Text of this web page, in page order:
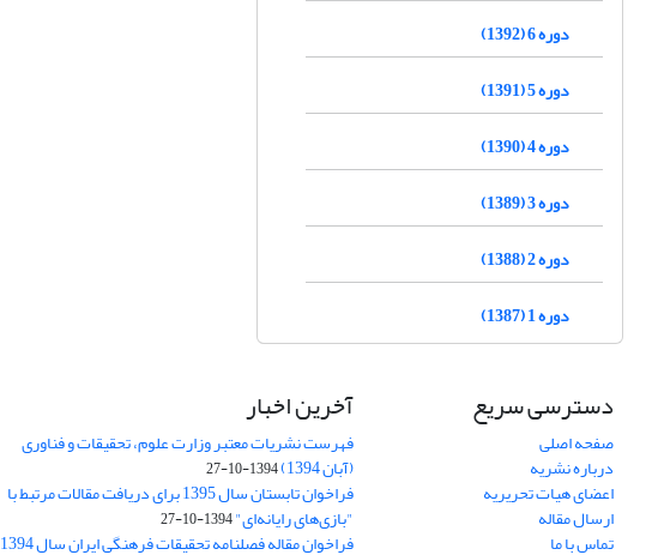
دوره 6 (1392)
دوره 5 (1391)
دوره 4 (1390)
دوره 3 (1389)
دوره 2 (1388)
دوره 1 (1387)
دسترسی سریع
صفحه اصلی
درباره نشریه
اعضای هیات تحریریه
ارسال مقاله
تماس با ما
آخرین اخبار
فهرست نشریات معتبر وزارت علوم، تحقیقات و فناوری
(آبان 1394) 1394-10-27
فراخوان تابستان سال 1395 برای دریافت مقالات مرتبط با
"بازی‌های رایانه‌ای"1394-10-27
فراخوان مقاله فصلنامه تحقیقات فرهنگی ایران سال 1394